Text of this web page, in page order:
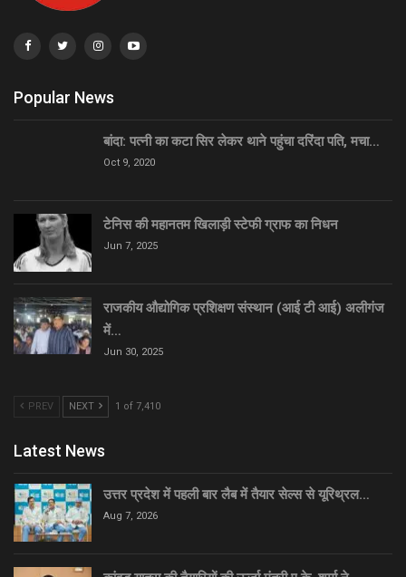
Popular News
बांदा: पत्नी का कटा सिर लेकर थाने पहुंचा दरिंदा पति, मचा…
Oct 9, 2020
टेनिस की महानतम खिलाड़ी स्टेफी ग्राफ का निधन
Jun 7, 2025
राजकीय औद्योगिक प्रशिक्षण संस्थान (आई टी आई) अलीगंज
में…
Jun 30, 2025
PREV NEXT 1 of 7,410
Latest News
उत्तर प्रदेश में पहली बार लैब में तैयार सेल्स से यूरिथ्रल…
Aug 7, 2026